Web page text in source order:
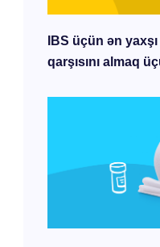
IBS üçün ən
qarşısını almaq